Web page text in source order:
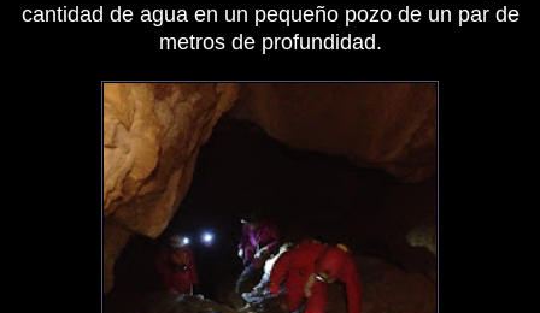
cantidad de agua en un pequeño pozo de un par de
metros de profundidad.